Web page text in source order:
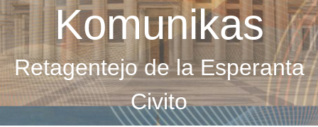
Komunikas
Retagentejo de la Esperanta
Civito